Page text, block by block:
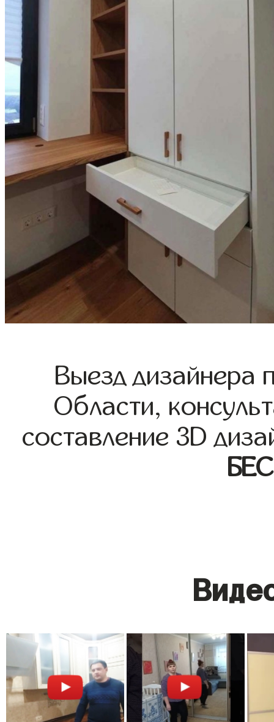
Выезд дизайнера
Области,
составление 3D